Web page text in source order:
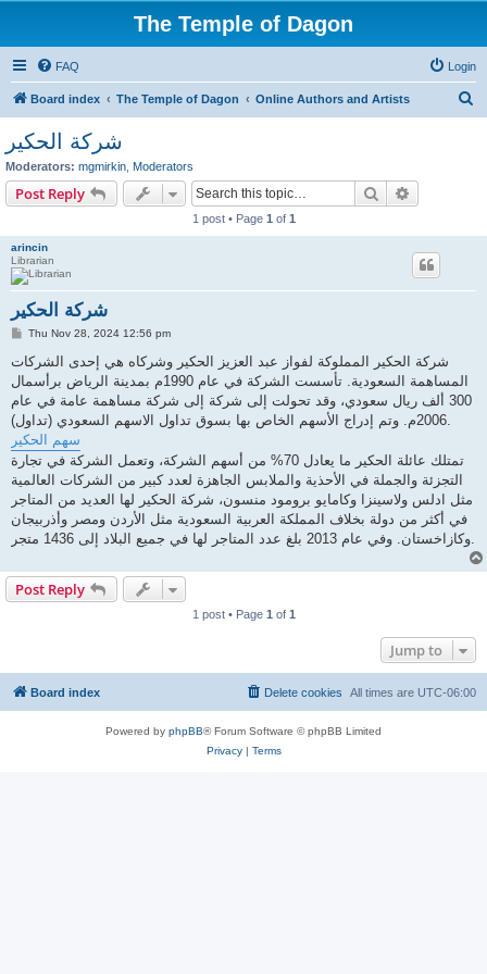
The Temple of Dagon
FAQ Login
Board index The Temple of Dagon Online Authors and Artists
شركة الحكير
Moderators: mgmirkin Moderators
Post Reply Search
1 post • Page 1 of 1
arincin
Librarian
شركة الحكير
P
s
Thu Nov 28, 2024 12:56 pm
شركة الحكير المملوكة لفواز عبد العزيز الحكير وشركاه هي إحدى الشركات
المساهمة السعودية. تأسست الشركة في عام 1990م بمدينة الرياض برأسمال
300 ألف ريال سعودي، وقد تحولت إلى شركة إلى شركة مساهمة عامة في عام
سهم الحكير
تمتلك عائلة الحكير ما يعادل 70% من أسهم الشركة، وتعمل الشركة في تجارة
التجزئة والجملة في الأحذية والملابس الجاهزة لعدد كبير من الشركات العالمية
مثل ادلس ولاسينزا وكامايو برومود منسون، شركة الحكير لها العديد من المتاجر
في أكثر من دولة بخلاف المملكة العربية السعودية مثل الأردن ومصر وأذربيجان
Post Reply
1 post • Page 1 of 1
Jump to
Board index All times are UTC-06:00
Delete cookies
Powered by phpBB® Forum Software © phpBB Limited
Privacy| Terms